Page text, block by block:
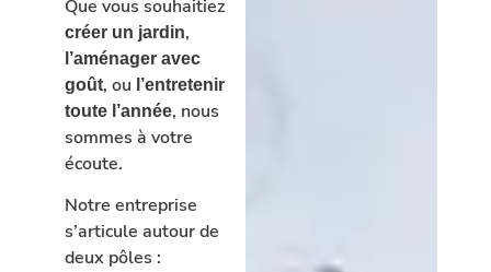
Que vous souhaitiez
créer un jardin,
l’aménager avec
goût, ou l’entretenir
toute l’année, nous
sommes à votre
écoute.
Notre entreprise
s’articule autour de
deux pôles :